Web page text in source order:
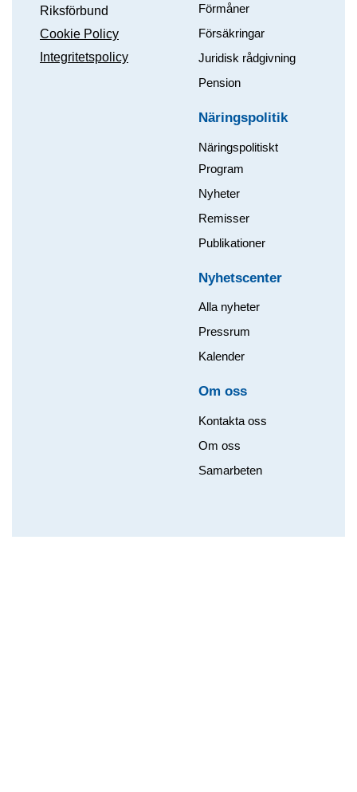
Riksförbund
Cookie Policy
Integritetspolicy
Förmåner
Försäkringar
Juridisk rådgivning
Pension
Näringspolitik
Näringspolitiskt
Program
Nyheter
Remisser
Publikationer
Nyhetscenter
Alla nyheter
Pressrum
Kalender
Om oss​
Kontakta oss
Om oss
Samarbeten